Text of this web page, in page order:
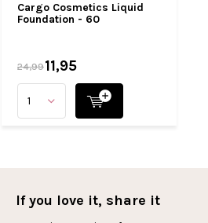
Cargo Cosmetics Liquid
Foundation - 60
24,9911,95
If you love it, share it